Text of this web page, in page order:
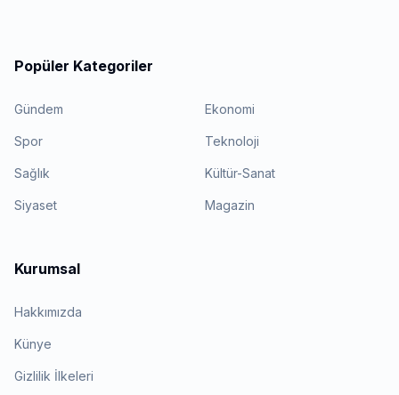
Popüler Kategoriler
Gündem Ekonomi
Spor Teknoloji
Sağlık Kültür-Sanat
Siyaset Magazin
Kurumsal
Hakkımızda
Künye
Gizlilik İlkeleri